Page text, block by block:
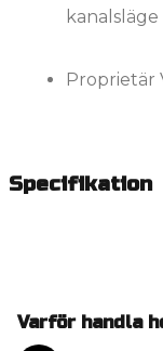
kanalsläge
Proprietär
Specifikation
Varför handla